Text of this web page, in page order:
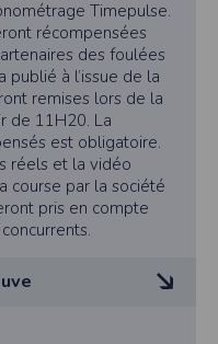
dossard, les
ne permettent
des droits
pour
non licenciés F.F.A.
et privées. Les
ou de toutes autres
du code du sport
Timepulse.
récompensées
des foulées
publié à l’issue de la
remises lors de la
de 11H20. La
est obligatoire.
réels et la vidéo
course par la société
pris en compte
user is interested in uploading a
the photos you share. This app
about your credit or